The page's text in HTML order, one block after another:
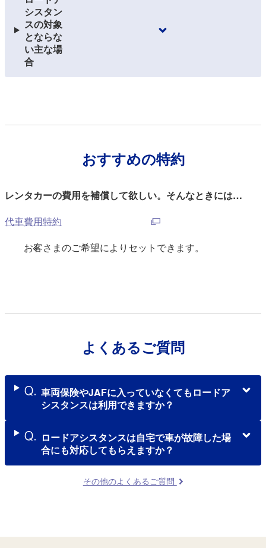
シスタン
スの対象
とならな
い主な場
合
おすすめの特約
レンタカーの費⽤を補償して欲しい。そんなときには…
代車費用特約
※
お客さまのご希望によりセットできます。
よくあるご質問
車両保険やJAFに入っていなくてもロードア
シスタンスは利用できますか？
ロードアシスタンスは自宅で車が故障した場
合にも対応してもらえますか？
その他のよくあるご質問